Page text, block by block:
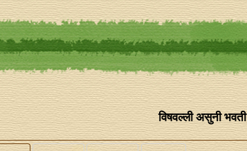
विषवल्‍ली असुनी भवती